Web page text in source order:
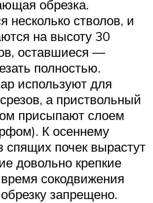
обрезка.
несколько стволов, и
на высоту 30
оставшиеся ―
полностью.
используют для
а приствольный
присыпают слоем
К осеннему
спящих почек вырастут
довольно крепкие
сокодвижения
запрещено.